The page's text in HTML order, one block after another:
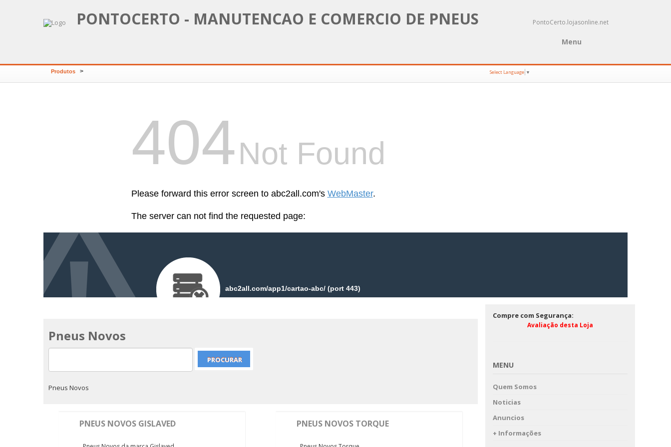
PONTOCERTO - MANUTENCAO E COMERCIO DE PNEUS PontoCerto.lojasonline.net
Menu
Produtos > Select Language ▼
Pneus Novos
Pneus Novos
PNEUS NOVOS GISLAVED PNEUS NOVOS TORQUE
Compre com Segurança:
Avaliação desta Loja
MENU
Quem Somos
Noticias
Anuncios
+ Informações